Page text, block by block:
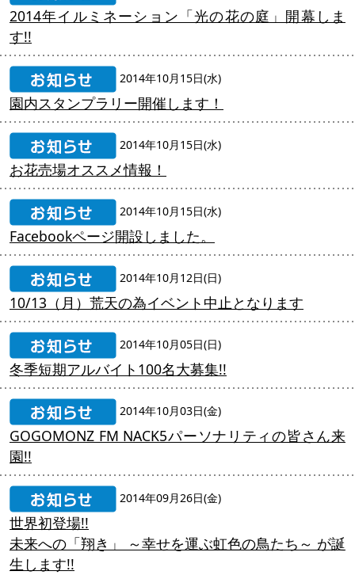
2014年イルミネーション「光の花の庭」開幕しま
す!!
2014年10月15日(水)
園内スタンプラリー開催します！
2014年10月15日(水)
お花売場オススメ情報！
2014年10月15日(水)
Facebookページ開設しました。
2014年10月12日(日)
10/13（月）荒天の為イベント中止となります
2014年10月05日(日)
冬季短期アルバイト100名大募集!!
2014年10月03日(金)
GOGOMONZ FM NACK5パーソナリティの皆さん来
園!!
2014年09月26日(金)
世界初登場!!
未来への「翔き」 ～幸せを運ぶ虹色の鳥たち～ が誕
生します!!